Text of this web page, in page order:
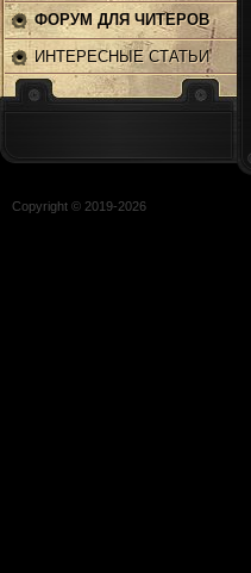
2
ФОРУМ ДЛЯ ЧИТЕРОВ
ИНТЕРЕСНЫЕ СТАТЬИ
Copyright © 2019-2026